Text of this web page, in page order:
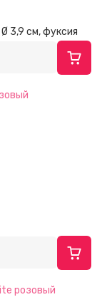
3,9 см, фуксия